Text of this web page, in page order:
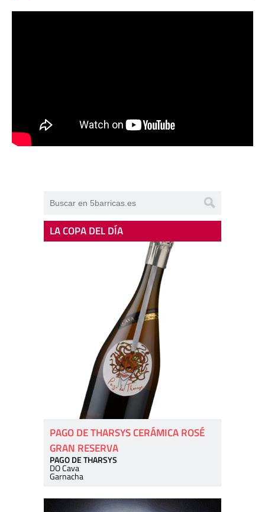
LA COPA DEL DÍA
PAGO DE THARSYS CERÁMICA ROSÉ
GRAN RESERVA
PAGO DE THARSYS
DO Cava
Garnacha